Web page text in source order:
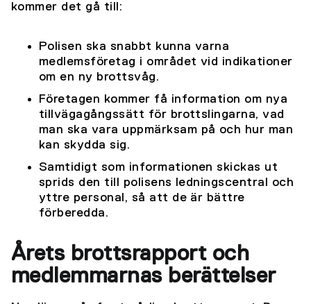
kommer det gå till:
Polisen ska snabbt kunna varna
medlemsföretag i området vid indikationer
om en ny brottsvåg.
Företagen kommer få information om nya
tillvägagångssätt för brottslingarna, vad
man ska vara uppmärksam på och hur man
kan skydda sig.
Samtidigt som informationen skickas ut
sprids den till polisens ledningscentral och
yttre personal, så att de är bättre
förberedda.
Årets brottsrapport och
medlemmarnas berättelser